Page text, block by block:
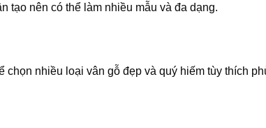
tạo nên có thể làm nhiều mẫu và đa dạng.
chọn nhiều loại vân gỗ đẹp và quý hiếm tùy thích